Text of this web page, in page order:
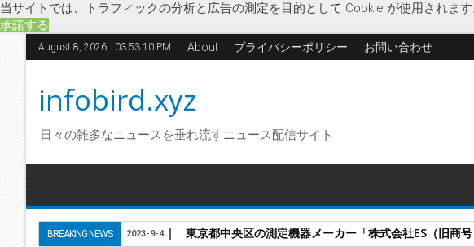
当サイトでは、トラフィックの分析と広告の測定を目的として Cookie が使用されます
承諾する
August 8, 2026 03:53:11 PM About プライバシーポリシー お問い合わせ
infobird.xyz
日々の雑多なニュースを垂れ流すニュース配信サイト
BREAKING NEWS 東京都中央区の測定機器メーカー「株式会社ES（旧商
2023-9-4